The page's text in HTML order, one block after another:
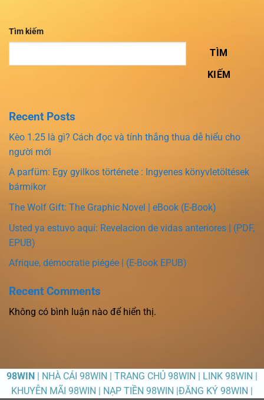
Tìm kiếm
TÌM
KIẾM
Recent Posts
Kèo 1.25 là gì? Cách đọc và tính thắng thua dễ hiểu cho
người mới
A parfüm: Egy gyilkos története : Ingyenes könyvletöltések
bármikor
The Wolf Gift: The Graphic Novel | eBook (E-Book)
Usted ya estuvo aquí: Revelacion de vidas anteriores | (PDF,
EPUB)
Afrique, démocratie piégée | (E-Book EPUB)
Recent Comments
Không có bình luận nào để hiển thị.
98WIN | NHÀ CÁI 98WIN | TRANG CHỦ 98WIN | LINK 98WIN |
KHUYỄN MÃI 98WIN | NẠP TIỀN 98WIN |ĐĂNG KÝ 98WIN |